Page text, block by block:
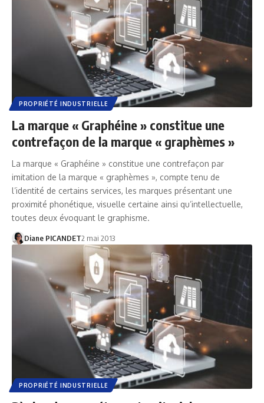
PROPRIÉTÉ INDUSTRIELLE
La marque « Graphéine » constitue une
contrefaçon de la marque « graphèmes »
La marque « Graphéine » constitue une contrefaçon par
imitation de la marque « graphèmes », compte tenu de
l’identité de certains services, les marques présentant une
proximité phonétique, visuelle certaine ainsi qu’intellectuelle,
toutes deux évoquant le graphisme.
Diane PICANDET2 mai 2013
PROPRIÉTÉ INDUSTRIELLE